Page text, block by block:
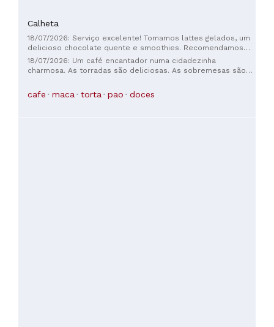
Calheta
18/07/2026: Serviço excelente! Tomamos lattes gelados, um
delicioso chocolate quente e smoothies. Recomendamos
muito este lugar!
18/07/2026: Um café encantador numa cidadezinha
charmosa. As torradas são deliciosas. As sobremesas são
cafe maca torta pao doces